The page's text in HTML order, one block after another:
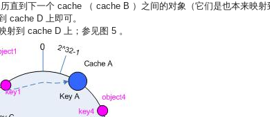
直到下一个 cache （ cache B ）之间的对象（它们是也本来映射
cache D 上即可。
射到 cache D 上；参见图 5 。